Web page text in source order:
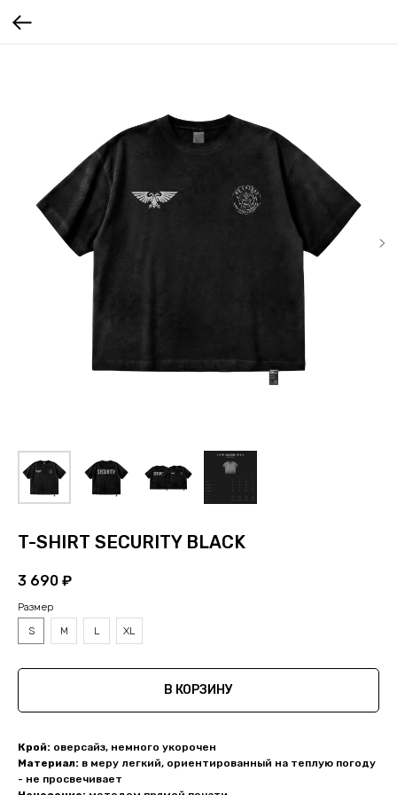
T-SHIRT SECURITY BLACK
3 690 ₽
Размер
S
M L XL
В КОРЗИНУ
Крой: оверсайз, немного укорочен
Материал: в меру легкий, ориентированный на теплую погоду
- не просвечивает